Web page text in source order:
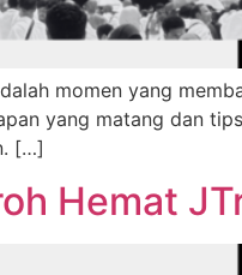
momen yang
yang matang dan
[…]
Hemat